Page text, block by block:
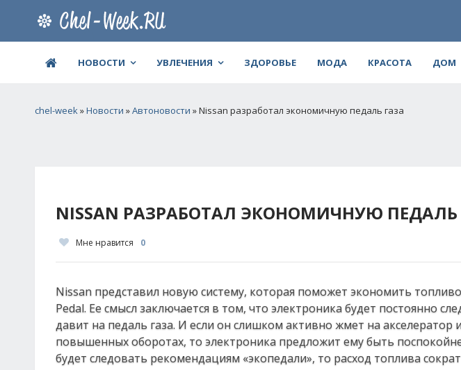
НОВОСТИ УВЛЕЧЕНИЯ ЗДОРОВЬЕ МОДА КРАСОТА ДОМ
chel-week»Новости »Автоновости » Nissan разработал экономичную педаль газа
NISSAN РАЗРАБОТАЛ ЭКОНОМИЧНУЮ ПЕДАЛЬ
Мне нравится 0
Nissan представил новую систему, которая поможет экономить
Pedal. Ее смысл заключается в том, что электроника будет постоянно
давит на педаль газа. И если он слишком активно жмет на акселератор
повышенных оборотах, то электроника предложит ему быть
будет следовать рекомендациям «экопедали», то расход топлива